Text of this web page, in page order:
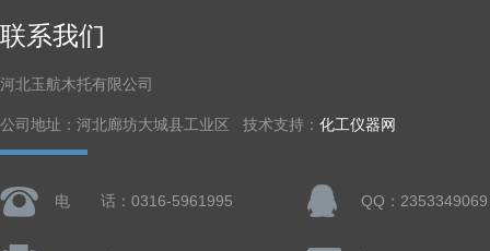
联系我们
河北玉航木托有限公司
公司地址：河北廊坊大城县工业区 技术支持： 化工仪器网
电 话：0316-5961995 QQ：2353349069